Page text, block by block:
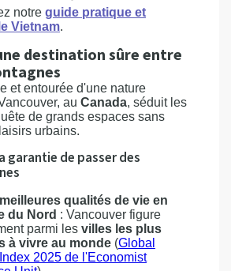
notre guide pratique et
Vietnam.
destination sûre entre
et entourée d'une nature
au Canada, séduit les
de grands espaces sans
urbains.
garantie de passer des
qualités de vie en
du Nord : Vancouver figure
parmi les villes les plus
à vivre au monde (Global
2025 de l'Economist